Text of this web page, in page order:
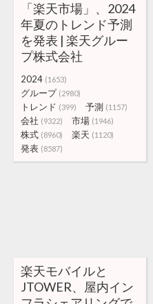
「楽天市場」、2024
年夏のトレンド予測
を発表 | 楽天グルー
プ株式会社
2024 (1653)
グループ (2980)
トレンド (399) 予測 (1157)
会社 (9322) 市場 (1946)
株式 (8960) 楽天 (1120)
発表 (8587)
楽天モバイルと
JTOWER、屋内イン